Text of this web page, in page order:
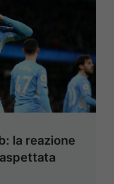
la reazione